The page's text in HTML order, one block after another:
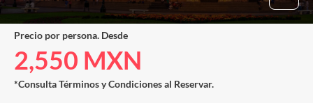
Precio por persona. Desde
2,550 MXN
*Consulta Términos y Condiciones al Reservar.